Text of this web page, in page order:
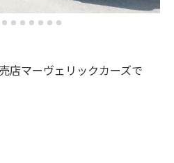
店マーヴェリックカーズで